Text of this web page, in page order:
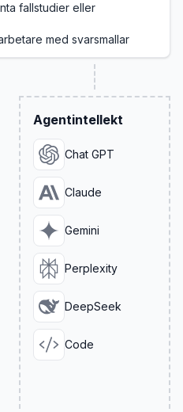
fallstudier eller
med svarsmallar
Agentintellekt
Chat GPT
Claude
Gemini
Perplexity
DeepSeek
Code